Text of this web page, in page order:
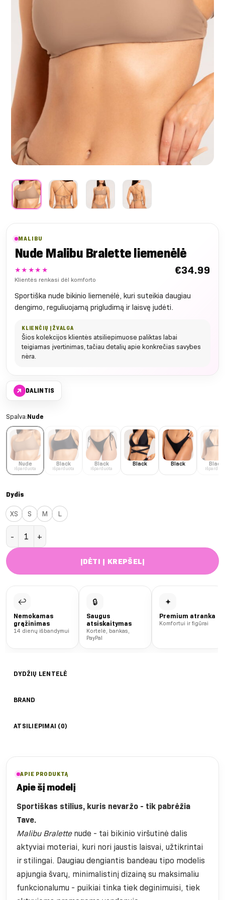
MALIBU
Nude Malibu Bralette liemenėlė
★★★★★
Klientės renkasi dėl komforto
€34.99
Sportiška nude bikinio liemenėlė, kuri suteikia daugiau
dengimo, reguliuojamą prigludimą ir laisvę judėti.
KLIENČIŲ ĮŽVALGA
Šios kolekcijos klientės atsiliepimuose paliktas labai
teigiamas įvertinimas, tačiau detalių apie konkrečias savybes
nėra.
↗ DALINTIS
Spalva:Nude
Nude
Išparduota
Black
Išparduota
Black
Išparduota
Black Black Black
Dydis
XS S M
L
produkto kiekis: Nude Malibu Bralette liemenėlė
ĮDĖTI Į KREPŠELĮ
↩
Nemokamas
grąžinimas
14 dienų išbandymui
🔒
Saugus
atsiskaitymas
Kortelė, bankas,
PayPal
✦
Premium atranka
Komfortui ir figūrai
DYDŽIŲ LENTELĖ
BRAND
ATSILIEPIMAI (0)
APIE PRODUKTĄ
Apie šį modelį
Sportiškas stilius, kuris nevaržo - tik pabrėžia
Tave.
Malibu Bralettenude - tai bikinio viršutinė dalis
aktyviai moteriai, kuri nori jaustis laisvai, užtikrintai
ir stilingai. Daugiau dengiantis bandeau tipo modelis
apjungia švarų, minimalistinį dizainą su maksimaliu
funkcionalumu - puikiai tinka tiek deginimuisi, tiek